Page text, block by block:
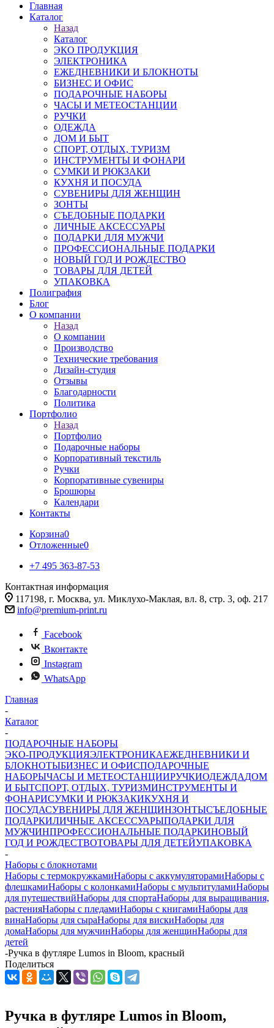
Главная
Каталог
Назад
Каталог
ЭКО ПРОДУКЦИЯ
ЭЛЕКТРОНИКА
ЕЖЕДНЕВНИКИ И БЛОКНОТЫ
БИЗНЕС И ОФИС
ПОДАРОЧНЫЕ НАБОРЫ
ЧАСЫ И МЕТЕОСТАНЦИИ
РУЧКИ
ОДЕЖДА
ДОМ И БЫТ
СПОРТ, ОТДЫХ, ТУРИЗМ
ИНСТРУМЕНТЫ И ФОНАРИ
СУМКИ И РЮКЗАКИ
КУХНЯ И ПОСУДА
СУВЕНИРЫ ДЛЯ ЖЕНЩИН
ЗОНТЫ
СЪЕДОБНЫЕ ПОДАРКИ
ЛИЧНЫЕ АКСЕССУАРЫ
ПОДАРКИ ДЛЯ МУЖЧИ
ПРОФЕССИОНАЛЬНЫЕ ПОДАРКИ
НОВЫЙ ГОД И РОЖДЕСТВО
ТОВАРЫ ДЛЯ ДЕТЕЙ
УПАКОВКА
Полиграфия
Блог
О компании
Назад
О компании
Производство
Технические требования
Дизайн-студия
Отзывы
Благодарности
Политика
Портфолио
Назад
Портфолио
Подарочные наборы
Корпоративный текстиль
Ручки
Корпоративные сувениры
Брошюры
Календари
Контакты
Корзина0
Отложенные0
+7 495 363-87-53
Контактная информация
117198, г. Москва, ул. Миклухо-Маклая, вл. 8, стр. 3, оф. 217
info@premium-print.ru
Facebook
Вконтакте
Instagram
WhatsApp
Главная
-
Каталог
-
ПОДАРОЧНЫЕ НАБОРЫ
ЭКО-ПРОДУКЦИЯЭЛЕКТРОНИКАЕЖЕДНЕВНИКИ И
БЛОКНОТЫБИЗНЕС И ОФИСПОДАРОЧНЫЕ
НАБОРЫЧАСЫ И МЕТЕОСТАНЦИИРУЧКИОДЕЖДАДОМ
И БЫТСПОРТ, ОТДЫХ, ТУРИЗМИНСТРУМЕНТЫ И
ФОНАРИСУМКИ И РЮКЗАКИКУХНЯ И
ПОСУДАСУВЕНИРЫ ДЛЯ ЖЕНЩИНЗОНТЫСЪЕДОБНЫЕ
ПОДАРКИЛИЧНЫЕ АКСЕССУАРЫПОДАРКИ ДЛЯ
МУЖЧИНПРОФЕССИОНАЛЬНЫЕ ПОДАРКИНОВЫЙ
ГОД И РОЖДЕСТВОТОВАРЫ ДЛЯ ДЕТЕЙУПАКОВКА
-
Наборы с блокнотами
Наборы с термокружкамиНаборы с аккумуляторамиНаборы с
флешкамиНаборы с колонкамиНаборы с мультитуламиНаборы
для путешествийНаборы для спортаНаборы для выращивания,
растенияНаборы с пледамиНаборы с книгамиНаборы для
винаНаборы для сыраНаборы для вискиНаборы для
домаНаборы для мужчинНаборы для женщинНаборы для
детей
-Ручка в футляре Lumos in Bloom, красный
Поделиться
Ручка в футляре Lumos in Bloom,